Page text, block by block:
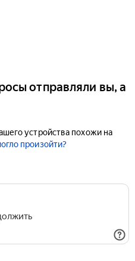
отправляли вы, а
устройства похожи на
произойти?